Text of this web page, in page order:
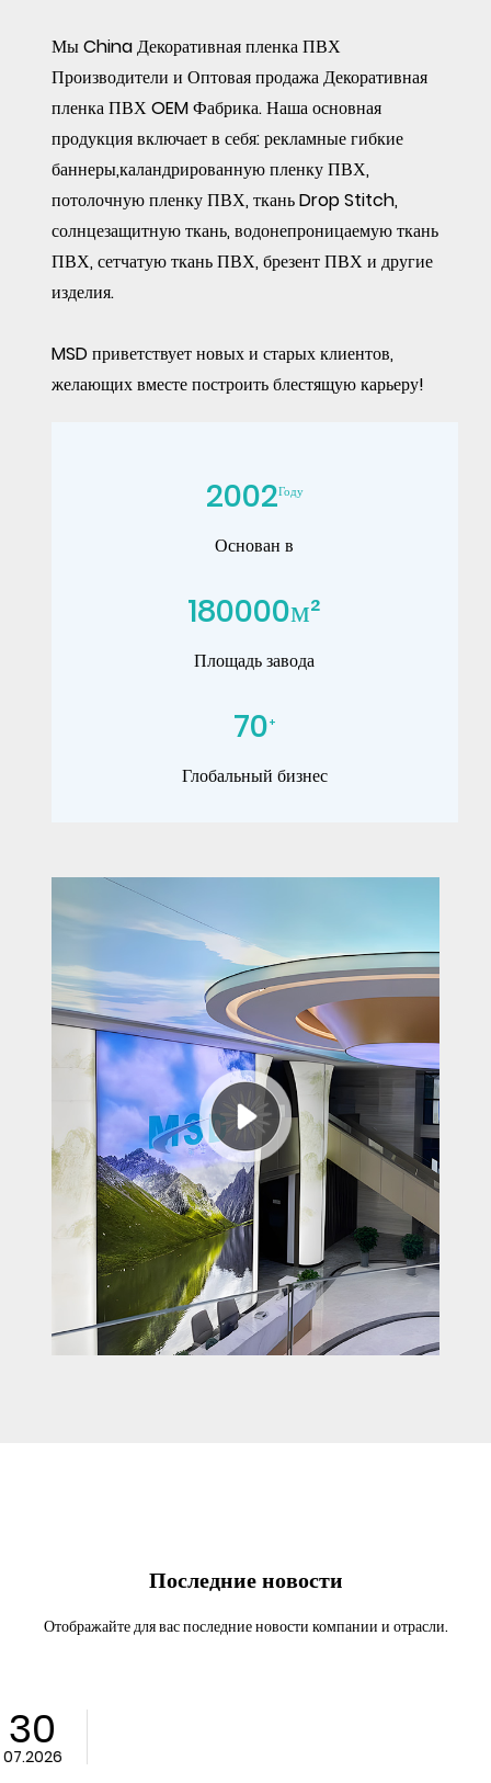
МыChina Декоративная пленка ПВХ
Производители иОптовая продажа Декоративная
пленка ПВХ OEM Фабрика. Наша основная
продукция включает в себя: рекламные гибкие
баннеры,каландрированную пленку ПВХ,
потолочную пленку ПВХ, ткань Drop Stitch,
солнцезащитную ткань, водонепроницаемую ткань
ПВХ, сетчатую ткань ПВХ, брезент ПВХ и другие
изделия.
MSD приветствует новых и старых клиентов,
желающих вместе построить блестящую карьеру!
2002Году
Основан в
180000м²
Площадь завода
70+
Глобальный бизнес
Последние новости
Отображайте для вас последние новости компании и отрасли.
23